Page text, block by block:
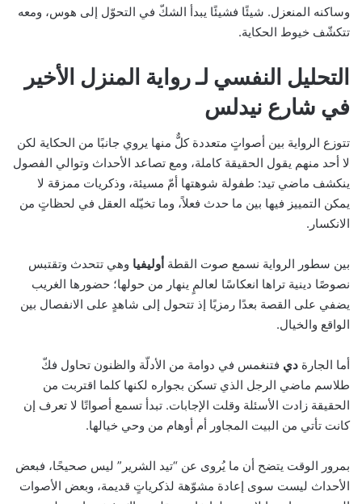
وساكنه المنعزل. شيئًا فشيئًا يبدأ الشكّ في التحوّل إلى هوس، ومعه
تتكشّف خيوط الحكاية.
التحليل النفسي لـ رواية المنزل الأخير
في شارع نيدلس
تتوزع الرواية بين أصواتٍ متعددة كلٌّ منها يروي جانبًا من الحكاية لكن
لا أحد منهم يقول الحقيقة كاملة، ومع تصاعد الأحداث وتوالي الفصول
ينكشف ماضي تيد: طفولة شوهتها أمّ مسيئة، وذكريات ممزقة لا
يمكن التمييز فيها بين ما حدث فعلاً، وما تخيّله العقل في لحظاتٍ من
الانكسار.
بين سطور الرواية نسمع صوت القطة أوليفيا وهي تتحدث وتقتبس
نصوصًا دينية تراها انعكاسًا لعالمٍ ينهار من حولها؛ حضورها الغريب
يضفي على القصة بعدًا رمزيًا إذ تتحول إلى شاهدٍ على الانفصال بين
الواقع والخيال.
أما الجارة دي فتنغمس في دوامة من الأدلّة والظنون تحاول فكّ
طلاسم ماضي الرجل الذي تسكن بجواره لكنها كلما اقتربت من
الحقيقة زادت الأسئلة وقلت الإجابات. تبدأ تسمع أصواتًا لا تعرف إن
كانت تأتي من البيت المجاور أم أوهام من وحي خيالها.
بمرور الوقت يتضح أن ما يُروى عن “تيد الشرير” ليس صحيحًا، فبعض
الأحداث ليست سوى إعادة مشوّهة لذكرياتٍ قديمة، وبعض الأصوات